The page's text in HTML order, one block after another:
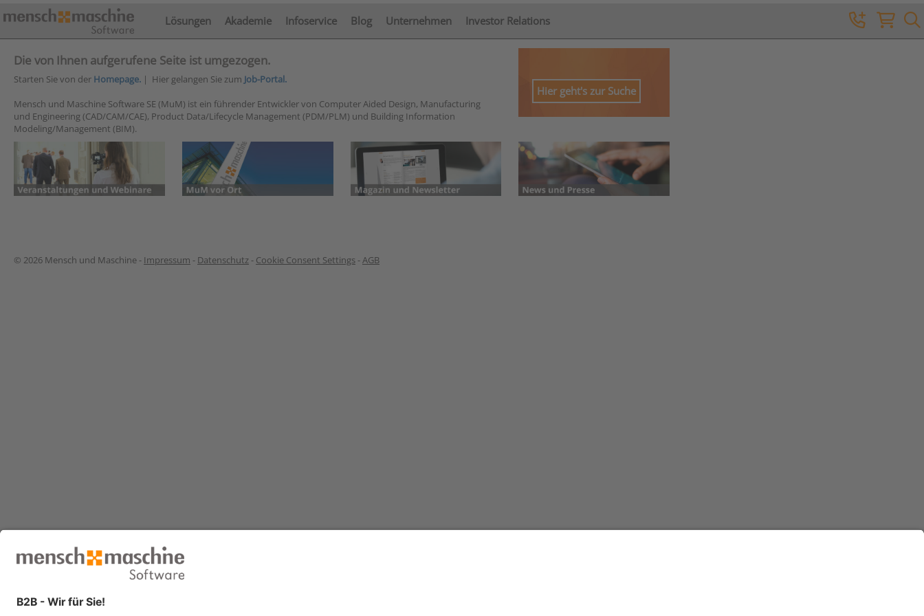
Lösungen Akademie Infoservice Blog Unternehmen Investor Relations
Die von Ihnen aufgerufene Seite ist umgezogen.
Starten Sie von der Homepage. | Hier gelangen Sie zum Job-Portal.
Mensch und Maschine Software SE (MuM) ist ein führender Entwickler von Computer Aided Design, Manufacturing
und Engineering (CAD/CAM/CAE), Product Data/Lifecycle Management (PDM/PLM) und Building Information
Modeling/Management (BIM).
Hier geht's zur Suche
© 2026 Mensch und Maschine - Impressum - Datenschutz- Cookie Consent Settings-AGB